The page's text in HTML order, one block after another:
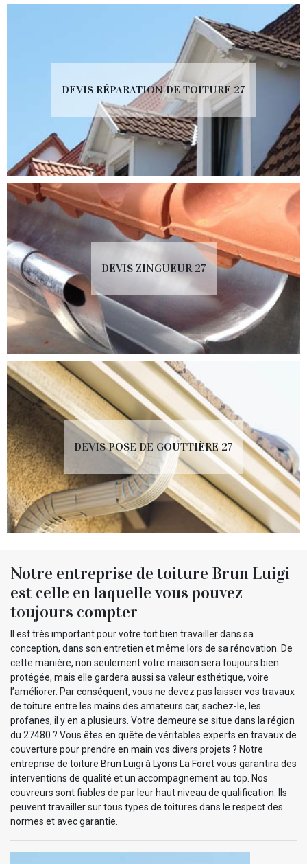
DEVIS RÉPARATION DE TOITURE 27
DEVIS ZINGUEUR 27
DEVIS POSE DE GOUTTIÈRE 27
Notre entreprise de toiture Brun Luigi
est celle en laquelle vous pouvez
toujours compter
Il est très important pour votre toit bien travailler dans sa
conception, dans son entretien et même lors de sa rénovation. De
cette manière, non seulement votre maison sera toujours bien
protégée, mais elle gardera aussi sa valeur esthétique, voire
l’améliorer. Par conséquent, vous ne devez pas laisser vos travaux
de toiture entre les mains des amateurs car, sachez-le, les
profanes, il y en a plusieurs. Votre demeure se situe dans la région
du 27480 ? Vous êtes en quête de véritables experts en travaux de
couverture pour prendre en main vos divers projets ? Notre
entreprise de toiture Brun Luigi à Lyons La Foret vous garantira des
interventions de qualité et un accompagnement au top. Nos
couvreurs sont fiables de par leur haut niveau de qualification. Ils
peuvent travailler sur tous types de toitures dans le respect des
normes et avec garantie.